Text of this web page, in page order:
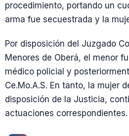
procedimiento, portando un
arma fue secuestrada y la
Por disposición del Juzgado
Menores de Oberá, el menor
médico policial y
Ce.Mo.A.S. En tanto, la mujer
disposición de la Justicia,
actuaciones correspondientes.